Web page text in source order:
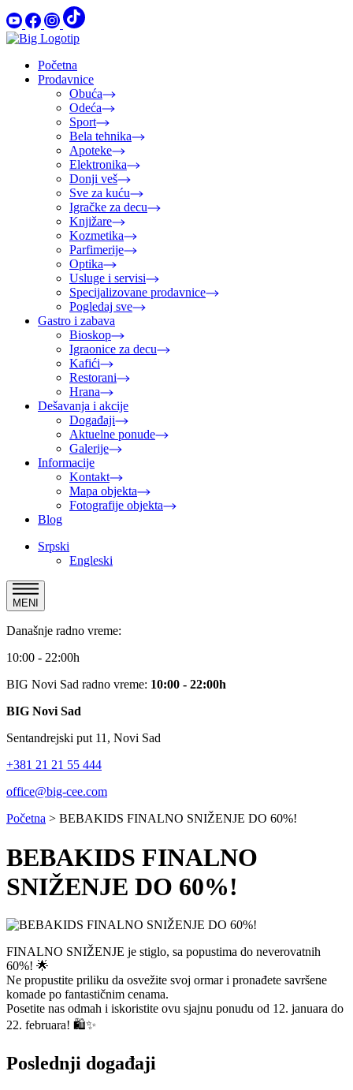
Početna
Prodavnice
Obuća
Odeća
Sport
Bela tehnika
Apoteke
Elektronika
Donji veš
Sve za kuću
Igračke za decu
Knjižare
Kozmetika
Parfimerije
Optika
Usluge i servisi
Specijalizovane prodavnice
Pogledaj sve
Gastro i zabava
Bioskop
Igraonice za decu
Kafići
Restorani
Hrana
Dešavanja i akcije
Događaji
Aktuelne ponude
Galerije
Informacije
Kontakt
Mapa objekta
Fotografije objekta
Blog
Srpski
Engleski
MENI
Današnje radno vreme:
10:00 - 22:00h
BIG Novi Sad radno vreme: 10:00 - 22:00h
BIG Novi Sad
Sentandrejski put 11, Novi Sad
+381 21 21 55 444
office@big-cee.com
Početna > BEBAKIDS FINALNO SNIŽENJE DO 60%!
BEBAKIDS FINALNO
SNIŽENJE DO 60%!
FINALNO SNIŽENJE je stiglo, sa popustima do neverovatnih
60%! 🌟
Ne propustite priliku da osvežite svoj ormar i pronađete savršene
komade po fantastičnim cenama.
Posetite nas odmah i iskoristite ovu sjajnu ponudu od 12. januara do
22. februara! 🛍️✨
Poslednji događaji